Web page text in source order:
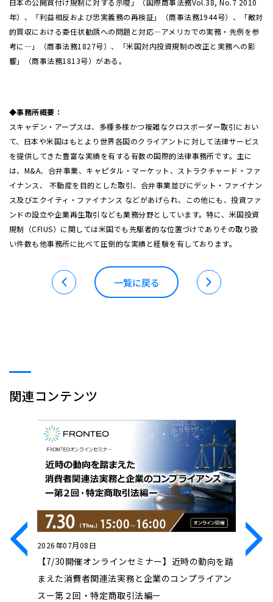
日本の公開買付け規制に対する示唆」（国際商事法務Vol.38, No.7 2010
年）、「利益相反および忠実義務の再検証」（商事法務1944号）、「敵対
的買収における委任状勧誘への問題と対応―アメリカでの実務・先例を参
考に―」（商事法務1827号）、「米国対内投資規制の改正と実務への影
響」（商事法務1813号）がある。
◆事務所概要：
スキャデン・アープスは、多種多様かつ複雑なクロスボーダー取引におい
て、日本や米国はもとより世界各国のクライアントに対して法律サービス
を提供してきた豊富な実績を有する有数の国際的法律事務所です。主に
は、M&A、合弁事業、キャピタル・マーケット、ストラクチャード・ファ
イナンス、 不動産を目的とした取引、合弁事業並びにデット・ファイナン
ス及びエクイティ・ファイナンス などがあげられ、この他にも、投資ファ
ンドの設立や企業再生取引なども業務分野としています。特に、米国投資
規制（CFIUS）に関しては米国でも先駆者的な位置づけでありその取り扱
い件数も他事務所に比べて圧倒的な実績と経験を有しております。
一覧に戻る
関連コンテンツ
2026年07月08日
【7/30開催オンラインセミナー】近時の動向を踏
まえた消費者関連法実務と企業のコンプライアン
スー第２回・特定商取引法編ー
2026年